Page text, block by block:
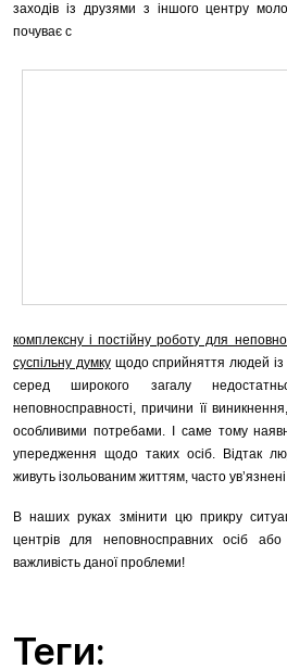
заходів із друзями з іншого центру
почуває с
комплексну і постійну роботу для
суспільну думкущодо сприйняття людей
серед широкого загалу
неповносправності, причини її
особливими потребами. І саме тому
упередження щодо таких осіб. Відтак
живуть ізольованим життям, часто
В наших руках змінити цю прикру
центрів для неповносправних осіб
важливість даної проблеми!
Теги: